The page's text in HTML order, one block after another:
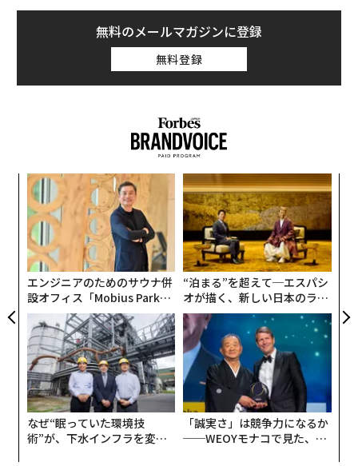
無料のメールマガジンに登録
無料登録
エンジニアのためのサウナ併
設オフィス「Mobius Park」
がオープン──タマディック
が健康経営を徹底する理由
“泊まる”を超えて─エスパシ
オが描く、新しい日本のラグ
ジュアリー（中編）
なぜ“眠っていた環境技
術”が、下水インフラを変え
「誠実さ」は競争力になるか
──WEOYモナコで見た、く